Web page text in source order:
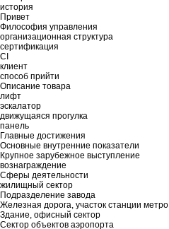
история
Привет
Философия управления
организационная структура
сертификация
CI
клиент
способ прийти
Описание товара
лифт
эскалатор
движущаяся прогулка
панель
Главные достижения
Основные внутренние показатели
Крупное зарубежное выступление
вознаграждение
Сферы деятельности
жилищный сектор
Подразделение завода
Железная дорога, участок станции метро
Здание, офисный сектор
Сектор объектов аэропорта